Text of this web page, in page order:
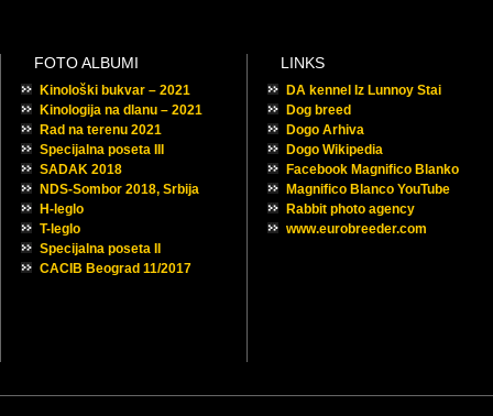
FOTO ALBUMI
Kinološki bukvar – 2021
Kinologija na dlanu – 2021
Rad na terenu 2021
Specijalna poseta III
SADAK 2018
NDS-Sombor 2018, Srbija
H-leglo
T-leglo
Specijalna poseta II
CACIB Beograd 11/2017
LINKS
DA kennel Iz Lunnoy Stai
Dog breed
Dogo Arhiva
Dogo Wikipedia
Facebook Magnifico Blanko
Magnifico Blanco YouTube
Rabbit photo agency
www.eurobreeder.com